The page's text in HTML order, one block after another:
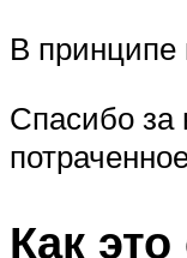
В принципе
Спасибо за
Как